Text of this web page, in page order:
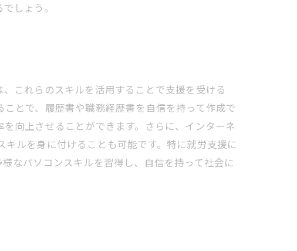
しょう。
これらのスキルを活用することで支援を受ける
とで、履歴書や職務経歴書を自信を持って作成で
向上させることができます。さらに、インターネ
ルを身に付けることも可能です。特に就労支援に
なパソコンスキルを習得し、自信を持って社会に